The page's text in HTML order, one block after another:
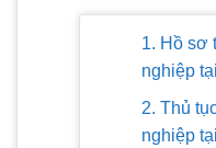
1. Hồ sơ
nghiệp
2. Thủ
nghiệp